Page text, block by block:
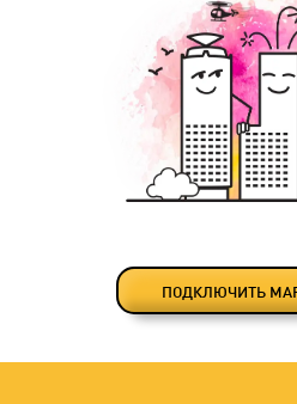
ПОДКЛЮЧИТЬ